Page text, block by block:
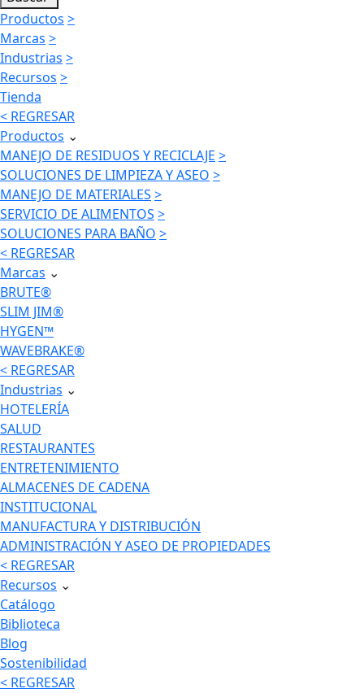
Productos >
Marcas >
Industrias >
Recursos >
Tienda
< REGRESAR
Productos ⌄
MANEJO DE RESIDUOS Y RECICLAJE >
SOLUCIONES DE LIMPIEZA Y ASEO >
MANEJO DE MATERIALES >
SERVICIO DE ALIMENTOS >
SOLUCIONES PARA BAÑO >
< REGRESAR
Marcas ⌄
BRUTE®
SLIM JIM®
HYGEN™
WAVEBRAKE®
< REGRESAR
Industrias ⌄
HOTELERÍA
SALUD
RESTAURANTES
ENTRETENIMIENTO
ALMACENES DE CADENA
INSTITUCIONAL
MANUFACTURA Y DISTRIBUCIÓN
ADMINISTRACIÓN Y ASEO DE PROPIEDADES
< REGRESAR
Recursos ⌄
Catálogo
Biblioteca
Blog
Sostenibilidad
< REGRESAR